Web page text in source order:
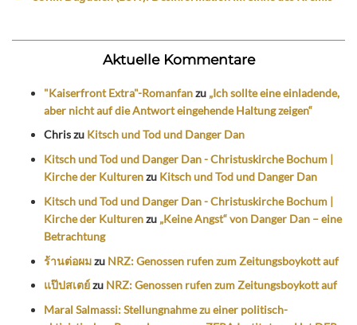
Aktuelle Kommentare
"Kaiserfront Extra"-Romanfanzu „Ich sollte eine einladende,
aber nicht auf die Antwort eingehende Haltung zeigen“
Chriszu Kitsch und Tod und Danger Dan
Kitsch und Tod und Danger Dan - Christuskirche Bochum |
Kirche der Kulturenzu Kitsch und Tod und Danger Dan
Kitsch und Tod und Danger Dan - Christuskirche Bochum |
Kirche der Kulturenzu „Keine Angst“ von Danger Dan – eine
Betrachtung
ร้านต่อผมzu NRZ: Genossen rufen zum Zeitungsboykott auf
แป๊ปสเตย์zu NRZ: Genossen rufen zum Zeitungsboykott auf
Maral Salmassi: Stellungnahme zu einer politisch-